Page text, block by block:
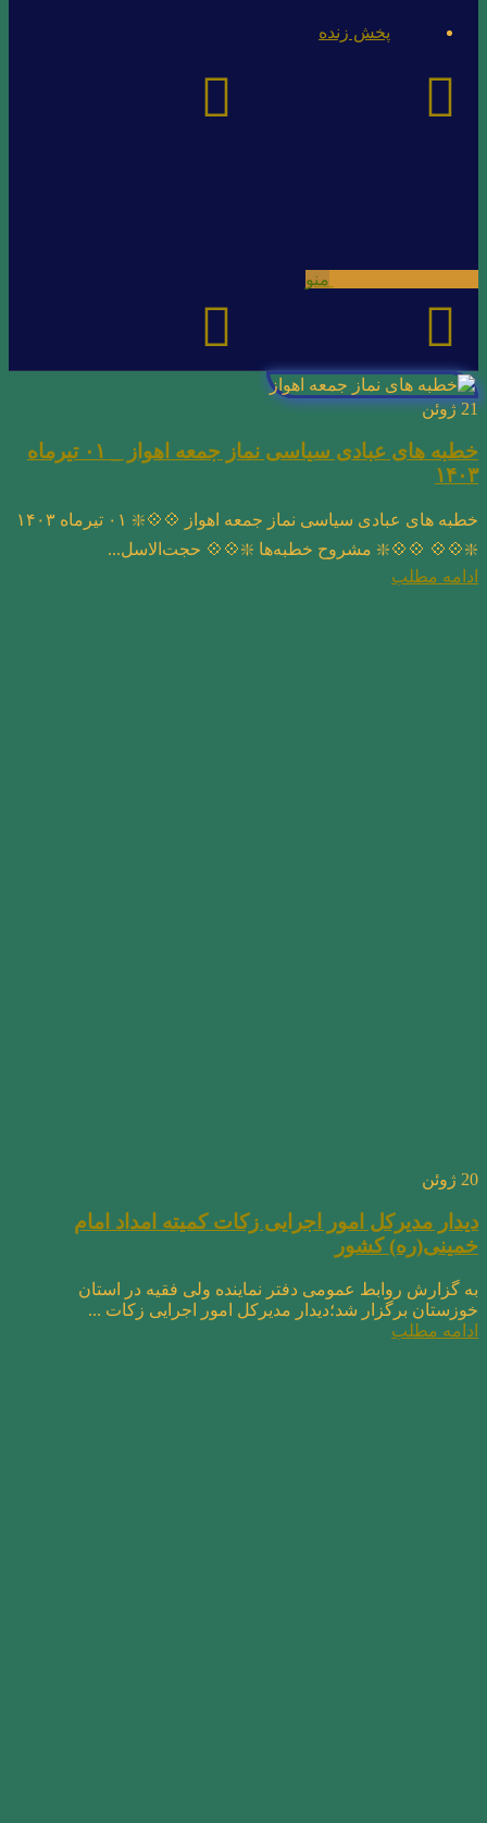
پخش زنده
منو
21 ژوئن
خطبه های عبادی سیاسی نماز جمعه اهواز _ ۰۱ تیرماه
۱۴۰۳
خطبه های عبادی سیاسی نماز جمعه اهواز 💠💠❇️ ۰۱ تیرماه ۱۴۰۳
❇️💠💠 💠💠❇️ مشروح خطبه‌ها ❇️💠💠 حجت‌الاسل...
ادامه مطلب
20 ژوئن
دیدار مدیرکل امور اجرایی زکات کمیته امداد امام
خمینی(ره) کشور
به گزارش روابط عمومی دفتر نماینده ولی فقیه در استان
خوزستان برگزار شد؛دیدار مدیرکل امور اجرایی زکات ...
ادامه مطلب